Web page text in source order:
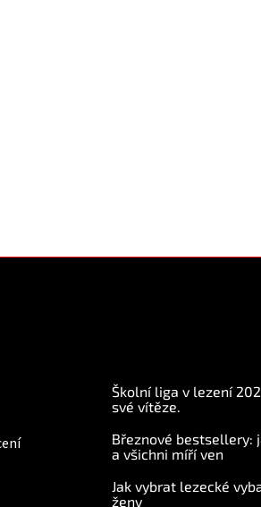
Školní liga v lezení
své vítěze.
Březnové bestsellery:
a všichni míří ven
Jak vybrat lezecké
ženy